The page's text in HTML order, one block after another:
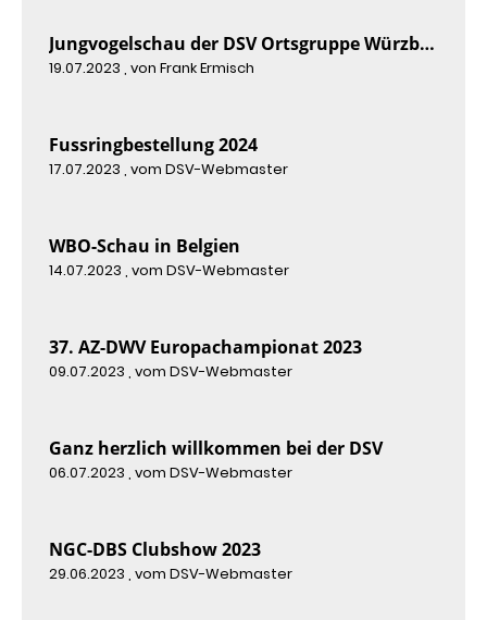
Jungvogelschau der DSV Ortsgruppe Würzburg 2023
19.07.2023 , von Frank Ermisch
Fussringbestellung 2024
17.07.2023 , vom DSV-Webmaster
WBO-Schau in Belgien
14.07.2023 , vom DSV-Webmaster
37. AZ-DWV Europachampionat 2023
09.07.2023 , vom DSV-Webmaster
Ganz herzlich willkommen bei der DSV
06.07.2023 , vom DSV-Webmaster
NGC-DBS Clubshow 2023
29.06.2023 , vom DSV-Webmaster